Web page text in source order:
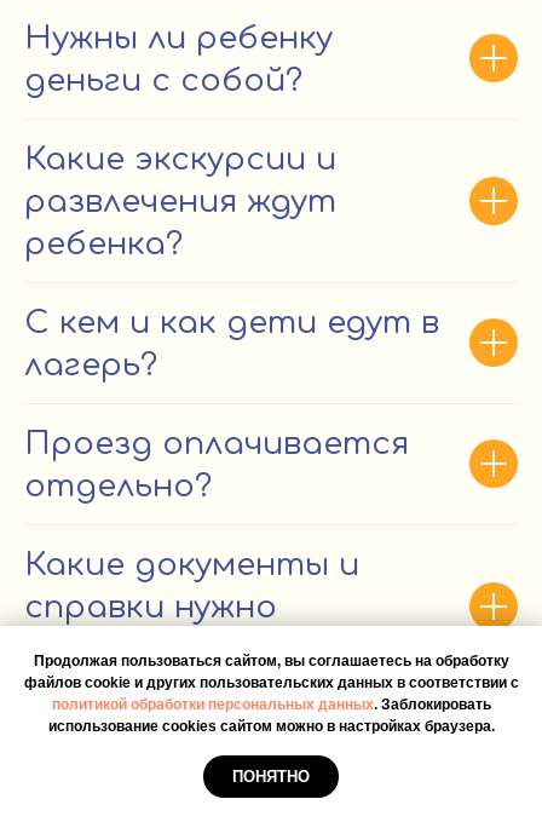
Нужны ли ребенку
деньги с собой?
Какие экскурсии и
развлечения ждут
ребенка?
С кем и как дети едут в
лагерь?
Проезд оплачивается
отдельно?
Какие документы и
справки нужно
подготовить?
Продолжая пользоваться сайтом, вы соглашаетесь на обработку
файлов cookie и других пользовательских данных в соответствии с
политикой обработки персональных данных. Заблокировать
использование cookies сайтом можно в настройках браузера.
ПОНЯТНО